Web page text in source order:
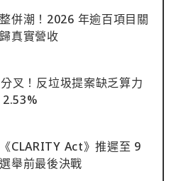
併潮！2026 年逾百項目關
真實營收
叉！反垃圾提案缺乏算力
CLARITY Act》推遲至 9
舉前最後決戰